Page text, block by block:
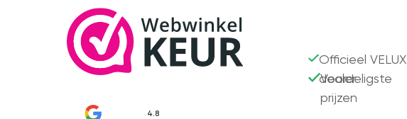
4.8
Officieel VELUX
dealer
Voordeligste
prijzen